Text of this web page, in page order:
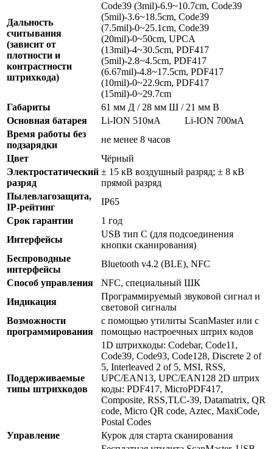
Дальность
считывания
(зависит от
плотности и
контрастности
штрихкода)
Code39 (3mil)-6.9~10.7cm, Code39
(5mil)-3.6~18.5cm, Code39
(7.5mil)-0~25.1cm, Code39
(20mil)-0~50cm, UPCA
(13mil)-4~30.5cm, PDF417
(5mil)-2.8~4.5cm, PDF417
(6.67mil)-4.8~17.5cm, PDF417
(10mil)-0~22.9cm, PDF417
(15mil)-0~29.7cm
Габариты
61 мм Д / 28 мм Ш / 21 мм В
Основная батарея
Li-ION 510мА
Li-ION 700мА
Время работы без
подзарядки
не менее 8 часов
Цвет
Чёрный
Электростатический
разряд
± 15 кВ воздушный разряд; ± 8 кВ
прямой разряд
Пылевлагозащита,
IP-рейтинг
IP65
Срок гарантии
1 год
Интерфейсы
USB тип C (для подсоединения
кнопки сканирования)
Беспроводные
интерфейсы
Bluetooth v4.2 (BLE), NFC
Способ управления
NFC, специальный ШК
Индикация
Программируемый звуковой сигнал и
световой сигналы
Возможности
программирования
с помощью утилиты ScanMaster или с
помощью настроечных штрих кодов
Поддерживаемые
типы штрихкодов
1D штрихкоды: Codebar, Code11,
Code39, Code93, Code128, Discrete 2 of
5, Interleaved 2 of 5, MSI, RSS,
UPC/EAN13, UPC/EAN128 2D штрих
коды: PDF417, MicroPDF417,
Composite, RSS,TLC-39, Datamatrix, QR
code, Micro QR code, Aztec, MaxiCode,
Postal Codes
Управление
Курок для старта сканирования